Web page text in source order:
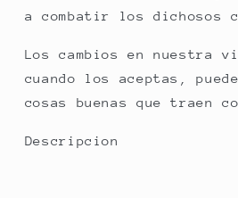
a combatir los dichosos
Los cambios en nuestra
cuando los aceptas,
cosas buenas que traen
Descripcion